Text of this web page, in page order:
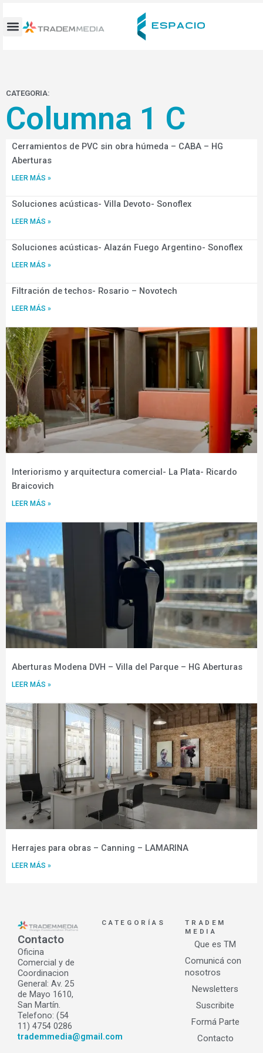
contenido
CATEGORIA:
Columna 1 C
Cerramientos de PVC sin obra húmeda – CABA – HG
Aberturas
LEER MÁS »
Soluciones acústicas- Villa Devoto- Sonoflex
LEER MÁS »
Soluciones acústicas- Alazán Fuego Argentino- Sonoflex
LEER MÁS »
Filtración de techos- Rosario – Novotech
LEER MÁS »
Interiorismo y arquitectura comercial- La Plata- Ricardo
Braicovich
LEER MÁS »
Aberturas Modena DVH – Villa del Parque – HG Aberturas
LEER MÁS »
Herrajes para obras – Canning – LAMARINA
LEER MÁS »
Contacto
Oficina
Comercial y de
Coordinacion
General: Av. 25
de Mayo 1610,
San Martín.
Telefono: (54
11) 4754 0286
trademmedia@gmail.com
CATEGORÍAS
TRADEM
MEDIA
Que es TM
Comunicá con
nosotros
Newsletters
Suscribite
Formá Parte
Contacto